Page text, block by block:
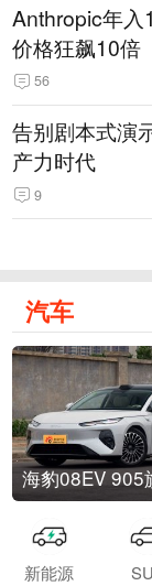
Anthropic年入
价格狂飙10倍
56
告别剧本式演
产力时代
9
汽车
海豹08EV 905
新能源